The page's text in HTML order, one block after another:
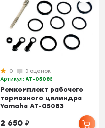
0
0 оценок
Артикул:AT-05083
Ремкомплект рабочего
тормозного цилиндра
Yamaha AT-05083
2 650₽